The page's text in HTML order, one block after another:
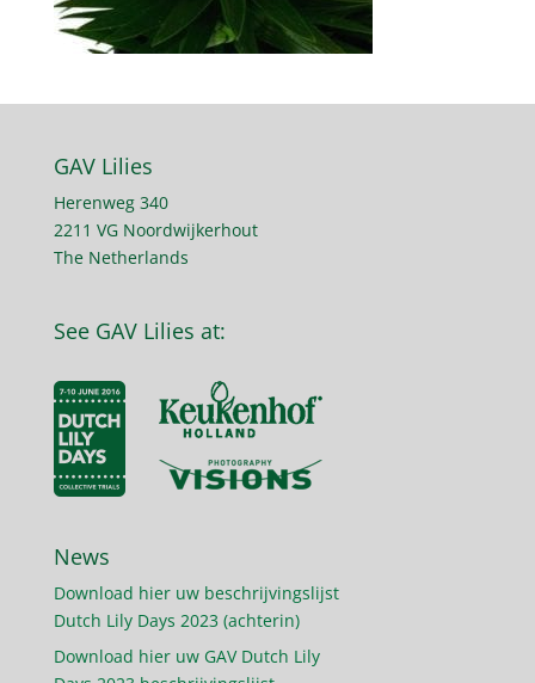
GAV Lilies
Herenweg 340
2211 VG Noordwijkerhout
The Netherlands
See GAV Lilies at:
News
Download hier uw beschrijvingslijst
Dutch Lily Days 2023 (achterin)
Download hier uw GAV Dutch Lily